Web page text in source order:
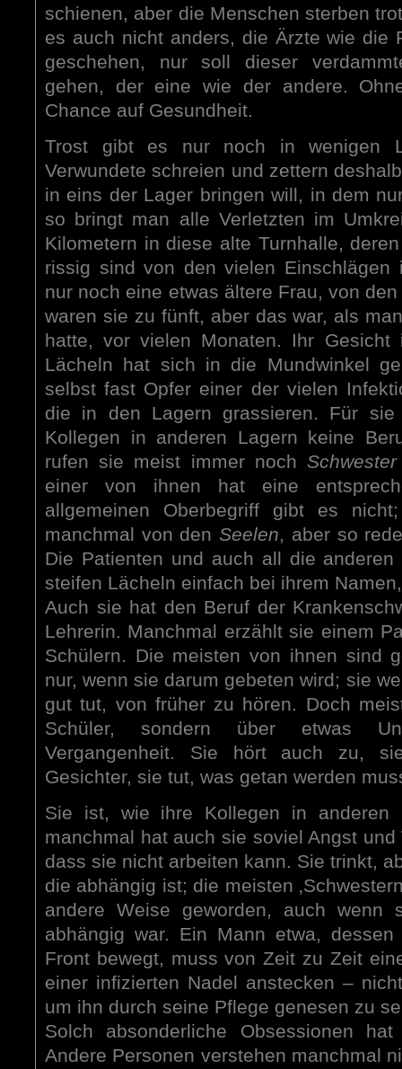
schienen, aber die Menschen sterben
es auch nicht anders, die Ärzte wie die
geschehen, nur soll dieser
gehen, der eine wie der andere.
Chance auf Gesundheit.
Trost gibt es nur noch in wenigen
Verwundete schreien und zettern
in eins der Lager bringen will, in dem
so bringt man alle Verletzten im
Kilometern in diese alte Turnhalle,
rissig sind von den vielen Einschlägen
nur noch eine etwas ältere Frau, von
waren sie zu fünft, aber das war, als
hatte, vor vielen Monaten. Ihr
Lächeln hat sich in die Mundwinkel
selbst fast Opfer einer der vielen
die in den Lagern grassieren. Für
Kollegen in anderen Lagern keine
rufen sie meist immer noch
einer von ihnen hat eine
allgemeinen Oberbegriff gibt es
manchmal von denSeelen, aber so
Die Patienten und auch all die
steifen Lächeln einfach bei ihrem Namen,
Auch sie hat den Beruf der
Lehrerin. Manchmal erzählt sie einem
Schülern. Die meisten von ihnen sind
nur, wenn sie darum gebeten wird; sie
gut tut, von früher zu hören. Doch
Schüler, sondern über etwas
Vergangenheit. Sie hört auch zu,
Gesichter, sie tut, was getan werden
Sie ist, wie ihre Kollegen in anderen
manchmal hat auch sie soviel Angst
dass sie nicht arbeiten kann. Sie trinkt,
die abhängig ist; die meisten
andere Weise geworden, auch wenn
abhängig war. Ein Mann etwa,
Front bewegt, muss von Zeit zu Zeit
einer infizierten Nadel anstecken –
um ihn durch seine Pflege genesen zu
Solch absonderliche Obsessionen
Andere Personen verstehen manchmal